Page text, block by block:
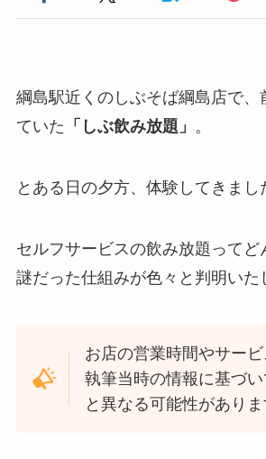
綱島駅近くのしぶそば綱島店で、
ていた 「しぶ飲み放題」 。
とある日の夕方、体験してきまし
セルフサービスの飲み放題ってど
謎だった仕組みが色々と判明いた
お店の営業時間やサー
執筆当時の情報に基づ
と異なる可能性がありま